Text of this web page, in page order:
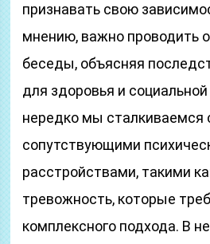
признавать свою
мнению, важно проводить
беседы, объясняя
для здоровья и
нередко мы сталкиваемся
сопутствующими
расстройствами, такими
тревожность, которые
комплексного подхода. В